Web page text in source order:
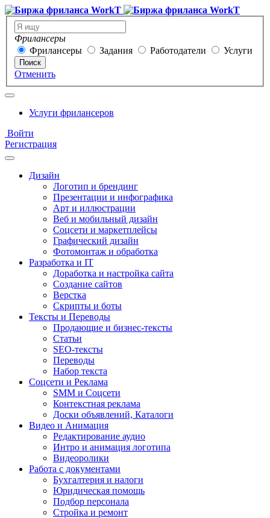
Фрилансеры
Фрилансеры
Задания Работодатели Услуги
Поиск
Отменить
Услуги фрилансеров
Войти
Регистрация
Дизайн
Логотип и брендинг
Презентации и инфографика
Арт и иллюстрации
Веб и мобильный дизайн
Соцсети и маркетплейсы
Графический дизайн
Фотомонтаж и обработка
Разработка и IT
Доработка и настройка сайта
Создание сайтов
Верстка
Скрипты и боты
Тексты и Переводы
Продающие и бизнес-тексты
Статьи
SEO-тексты
Переводы
Набор текста
Соцсети и Реклама
SMM и Соцсети
Контекстная реклама
Доски объявлений, Каталоги
Видео и Анимация
Редактирование аудио
Интро и анимация логотипа
Видеоролики
Работа с документами
Бухгалтерия и налоги
Юридическая помощь
Подбор персонала
Стройка и ремонт